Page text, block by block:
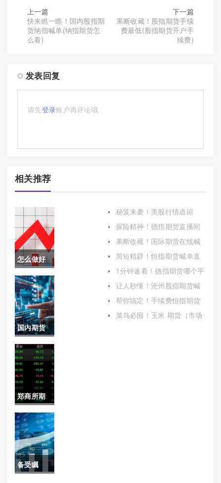
上一篇
快来瞧一瞧！国内股指期
货纳指喊单(纳指期货怎
么看)
下一篇
果断收藏！股指期货手续
费最低(股指期货开户手
续费)
发表回复
请先登录账户再评论哦
相关推荐
怎么做好
期货隔夜
单(期货隔
夜单第二
天要怎么
操作)
国内期货
每日行情
分析图(国
内期货每
日行情分
析图表)
郑商所期
货(郑商所
期货怎么
购买)
备受瞩
秘笈来袭！美股行情道琼
斯：市场波动与未来展望
探险精神！德指期货直播间
喊单(投资辅助工具的全面解
析)
果断收藏！国际期货在线喊
单直播间(实时指导，助力投
资决策)
简短精辟！恒指期货喊单直
九赢(恒指期货直播间)
1分钟速看！德指期货哪个平
台好(一德期货是国企还是私
企)
让人秒懂！沧州股指期货喊
单(市场信息传递与风险控制
的关键)
帮你搞定！手续费恒指期货
开户（全面解析开户流程与
注意事项）
菜鸟必囤！玉米 期货（市场